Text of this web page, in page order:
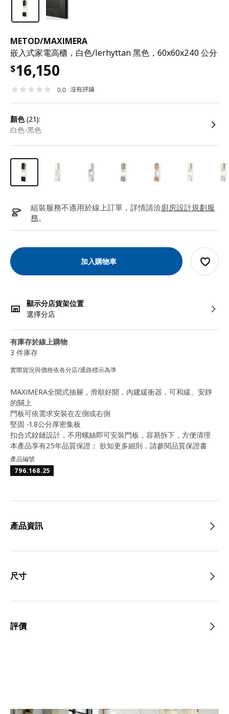
METOD/MAXIMERA
嵌入式家電高櫃，白色/lerhyttan 黑色，60x60x240 公分
$16,150
0.0 沒有評論
顏色(21):
白色-黑色
組裝服務不適用於線上訂單，詳情請洽廚房設計規劃服
務。
加入購物車
顯示分店貨架位置
選擇分店
有庫存於線上購物
3 件庫存
實際貨況與價格依各分店/通路標示為準
MAXIMERA全開式抽屜，滑順好開，內建緩衝器，可和緩、安靜
的關上
門板可依需求安裝在左側或右側
堅固 -1.8公分厚密集板
扣合式鉸鏈設計，不用螺絲即可安裝門板，容易拆下，方便清理
本產品享有25年品質保證； 欲知更多細則，請參閱品質保證書
產品編號
796.168.25
產品資訊
尺寸
評價